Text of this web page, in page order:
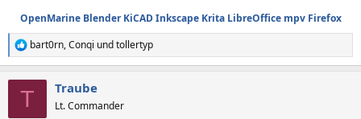
OpenMarine Blender KiCAD Inkscape Krita LibreOffice mpv Firefox
R
e
bart0rn,Conqi undtollertyp
T Traube
Lt. Commander